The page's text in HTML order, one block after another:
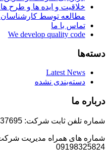
خلاقیت و ایده ها و طرح
مطالعه توسط
تماس با ما
We develop quality code
دسته‌ها
Latest News
دسته‌بندی نشده
درباره ما
شماره تلفن ثابت شرکت: 02136737695
09198325824